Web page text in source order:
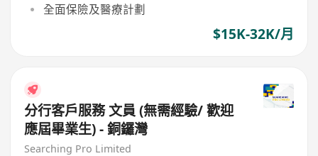
全面保險及醫療計劃
$15K-32K/月
分行客戶服務 文員 (無需經驗/ 歡迎
應屆畢業生) - 銅鑼灣
Searching Pro Limited